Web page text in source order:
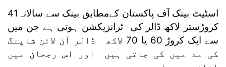
اسٹیٹ بینک آف پاکستان کےمطابق بینک سے سالانہ41
کروڑستر لاکھ ڈالر کی ٹرانزیکشن ہوتی ہے جن میں
سے ایک کروڑ 60 یا 70 لاکھ ڈالر آن لائن شاپنگ
کی مد میں کی جاتی ہیں اور اس رجحان میں